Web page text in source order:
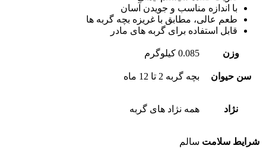
با اندازه مناسب و جویدن آسان
طعم عالی، مطابق با غریزه بچه گربه ها
قابل استفاده برای گربه های مادر
وزن 0.085 کیلوگرم
سن حیوان بچه گربه 2 تا 12 ماه
نژاد همه نژاد های گربه
شرایط سلامت سالم